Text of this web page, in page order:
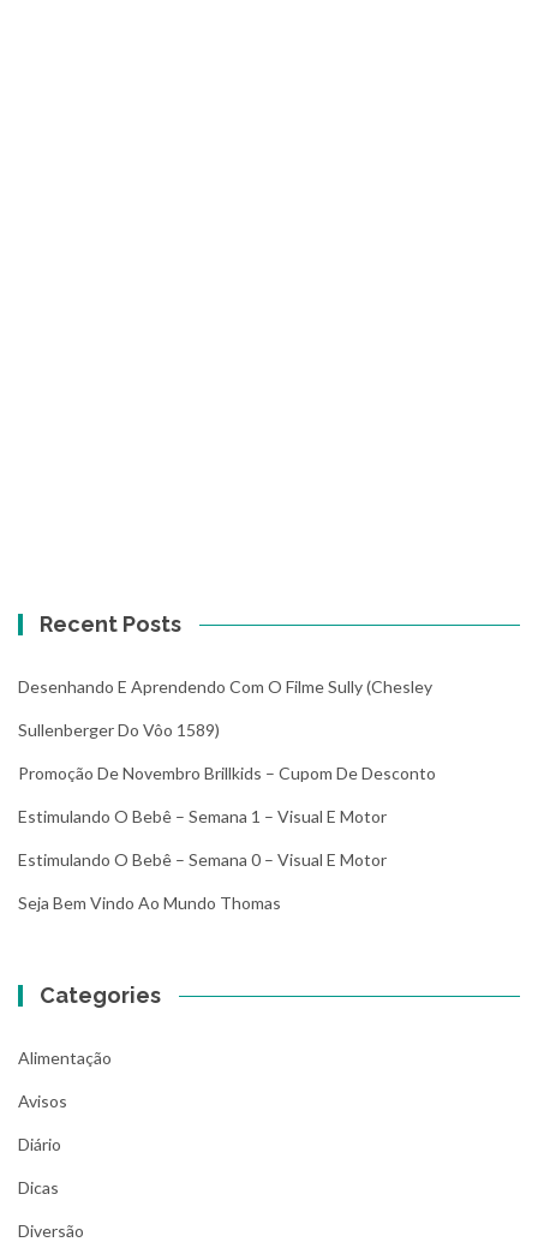
Recent Posts
Desenhando E Aprendendo Com O Filme Sully (Chesley
Sullenberger Do Vôo 1589)
Promoção De Novembro Brillkids – Cupom De Desconto
Estimulando O Bebê – Semana 1 – Visual E Motor
Estimulando O Bebê – Semana 0 – Visual E Motor
Seja Bem Vindo Ao Mundo Thomas
Categories
Alimentação
Avisos
Diário
Dicas
Diversão